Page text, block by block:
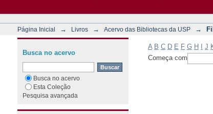
Página Inicial → Livros → Acervo das Bibliotecas da USP →
A B C D E F G H J
Começa com
Busca no acervo
Busca no acervo
Esta Coleção
Pesquisa avançada